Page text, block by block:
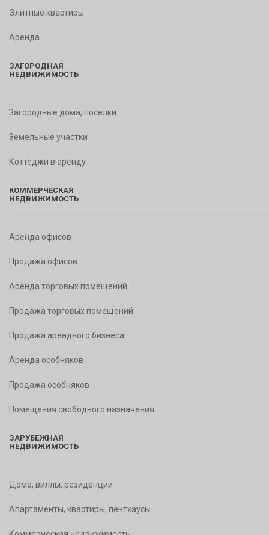
Элитные квартиры
Аренда
ЗАГОРОДНАЯ
НЕДВИЖИМОСТЬ
Загородные дома, поселки
Земельные участки
Коттеджи в аренду
КОММЕРЧЕСКАЯ
НЕДВИЖИМОСТЬ
Аренда офисов
Продажа офисов
Аренда торговых помещений
Продажа торговых помещений
Продажа арендного бизнеса
Аренда особняков
Продажа особняков
Помещения свободного назначения
ЗАРУБЕЖНАЯ
НЕДВИЖИМОСТЬ
Дома, виллы, резиденции
Апартаменты, квартиры, пентхаусы